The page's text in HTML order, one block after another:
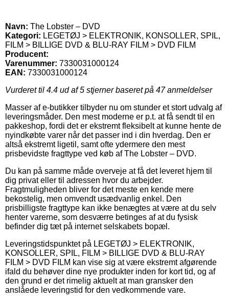
Navn: The Lobster – DVD
Kategori: LEGETØJ > ELEKTRONIK, KONSOLLER, SPIL,
FILM > BILLIGE DVD & BLU-RAY FILM > DVD FILM
Producent:
Varenummer: 7330031000124
EAN: 7330031000124
Vurderet til 4.4 ud af 5 stjerner baseret på 47anmeldelser
Masser af e-butikker tilbyder nu om stunder et stort udvalg af
leveringsmåder. Den mest moderne er p.t. at få sendt til en
pakkeshop, fordi det er ekstremt fleksibelt at kunne hente de
nyindkøbte varer når det passer ind i din hverdag. Den er
altså ekstremt ligetil, samt ofte ydermere den mest
prisbevidste fragttype ved køb af The Lobster – DVD.
Du kan på samme måde overveje at få det leveret hjem til
dig privat eller til adressen hvor du arbejder.
Fragtmuligheden bliver for det meste en kende mere
bekostelig, men omvendt usædvanlig enkel. Den
prisbilligste fragttype kan ikke benægtes at være at du selv
henter varerne, som desværre betinges af at du fysisk
befinder dig tæt på internet selskabets bopæl.
Leveringstidspunktet på LEGETØJ > ELEKTRONIK,
KONSOLLER, SPIL, FILM > BILLIGE DVD & BLU-RAY
FILM > DVD FILM kan vise sig at være ekstremt afgørende
ifald du behøver dine nye produkter inden for kort tid, og af
den grund er det rimelig aktuelt at man gransker den
anslåede leveringstid for den vedkommende vare.